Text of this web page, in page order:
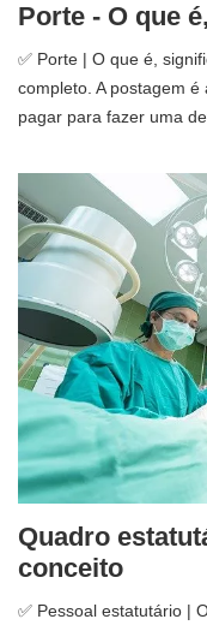
Porte - O que
✅ Porte | O que é,
completo. A postagem
pagar para fazer uma
Quadro
conceito
✅ Pessoal estatutário |